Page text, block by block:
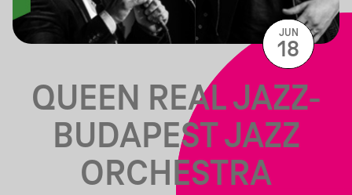
QUEEN REAL JAZZ-
BUDAPEST JAZZ
ORCHESTRA
JUN
18